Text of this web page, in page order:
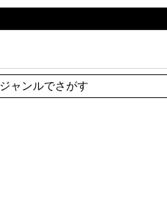
ジャンルでさがす